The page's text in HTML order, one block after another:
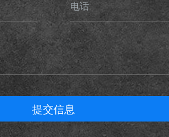
电话
提交信息